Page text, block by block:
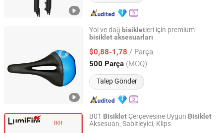
Yol ve dağ bisikletleri için premium
bisikletaksesuarları
$0,88-1,78 / Parça
500 Parça (MOQ)
Talep Gönder
Xingtai Tianjiu Bicycle Parts Co., Ltd
Hebei, China Fiyat 2023
B01 Bisiklet Çerçevesine Uygun Bisiklet
Aksesuarı, Sabitleyici, Klips
Ningbo Chain-Home Machinery Co., Ltd.